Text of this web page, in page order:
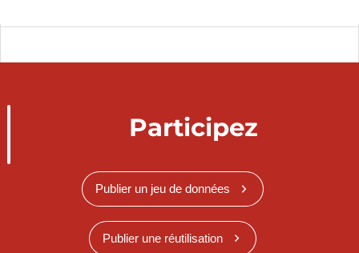
Participez
Publier un jeu de données
Publier une réutilisation